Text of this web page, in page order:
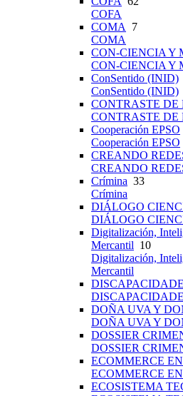
COFA
COMA
7
COMA
CON-CIENCIA Y
CON-CIENCIA Y
ConSentido (INID)
ConSentido (INID)
CONTRASTE DE
CONTRASTE DE
Cooperación EPSO
Cooperación EPSO
CREANDO
CREANDO
Crímina 33
Crímina
DIÁLOGO
DIÁLOGO
Digitalización,
Mercantil 10
Digitalización,
Mercantil
DOÑA UVA Y
DOÑA UVA Y
DOSSIER
DOSSIER
ECOMMERCE
ECOMMERCE
ECOSISTEMA